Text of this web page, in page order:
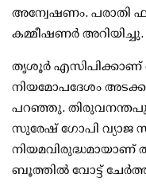
അന്വേഷണം. പരാതി
കമ്മീഷണര്‍ അറിയിച്ചു.
തൃശൂര്‍ എസിപിക്കാണ്
നിയമോപദേശം
പറഞ്ഞു.
സുരേഷ് ഗോപി വ്യാജ
നിയമവിരുദ്ധമായാണ്
ബൂത്തില്‍ വോട്ട്